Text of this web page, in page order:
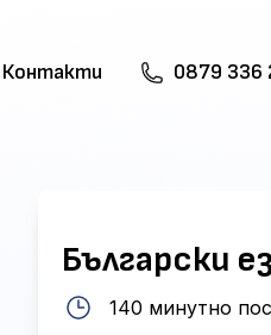
Контакти 0879 336
Български
140 минутно